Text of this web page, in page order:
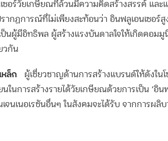
ซอร์วัยเกษียณที่ล้วนมีความคิดสร้างสรรค์ และ
กฏการณ์ที่ไม่เพียงสะท้อนว่า อินฟลูเอนเซอร์สู
นผู้มีอิทธิพล ผู้สร้างแรงบันดาลใจให้เกิดคอมมู
วกัน
หล็ก
ผู้เชี่ยวชาญด้านการสร้างแบรนด์ให้ดังในโ
นการสร้างรายได้วัยเกษียณด้วยการเป็น ‘อิน
จนเนอเรชันอื่นๆ ในสังคมจะได้รับ จากการผลิ